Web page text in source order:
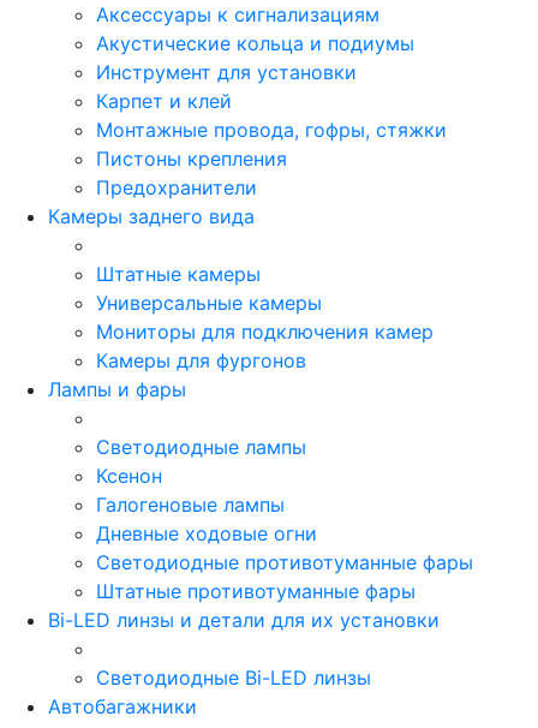
Аксессуары к сигнализациям
Акустические кольца и подиумы
Инструмент для установки
Карпет и клей
Монтажные провода, гофры, стяжки
Пистоны крепления
Предохранители
Камеры заднего вида
Штатные камеры
Универсальные камеры
Мониторы для подключения камер
Камеры для фургонов
Лампы и фары
Светодиодные лампы
Ксенон
Галогеновые лампы
Дневные ходовые огни
Светодиодные противотуманные фары
Штатные противотуманные фары
Bi-LED линзы и детали для их установки
Светодиодные Bi-LED линзы
Автобагажники